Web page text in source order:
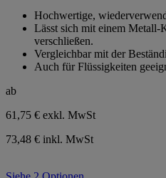
Sternen.
Bewertung
Hochwertige,
Lässt sich mit einem Metall-
verschließen.
Vergleichbar mit der
Auch für Flüssigkeiten
ab
61,75 € exkl. MwSt
73,48 € inkl. MwSt